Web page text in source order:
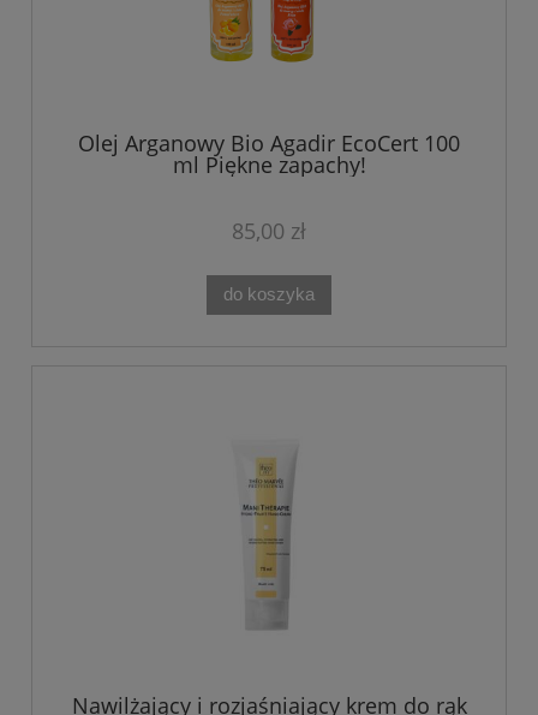
Olej Arganowy Bio Agadir EcoCert 100
ml Piękne zapachy!
85,00 zł
do koszyka
Nawilżający i rozjaśniający krem do rąk